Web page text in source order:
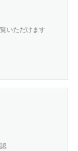
いただけます